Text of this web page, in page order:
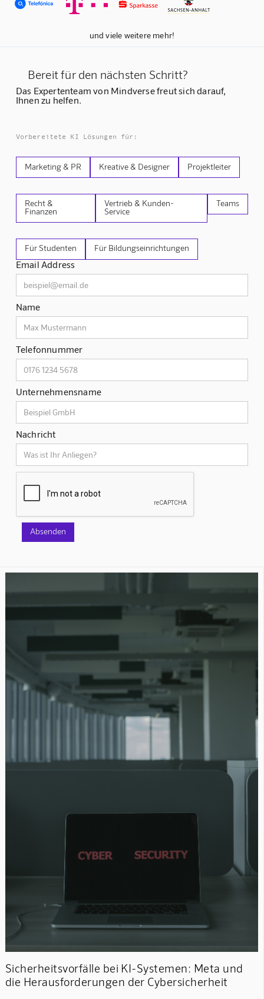
und viele weitere mehr!
Bereit für den nächsten Schritt?
Das Expertenteam von Mindverse freut sich darauf,
Ihnen zu helfen.
Vorbereitete KI Lösungen für:
Marketing & PR Kreative & Designer Projektleiter
Recht &
Finanzen
Vertrieb & Kunden-
Service
Teams
Für Studenten Für Bildungseinrichtungen
Email Address
Name
Telefonnummer
Unternehmensname
Nachricht
Sicherheitsvorfälle bei KI-Systemen: Meta und
die Herausforderungen der Cybersicherheit